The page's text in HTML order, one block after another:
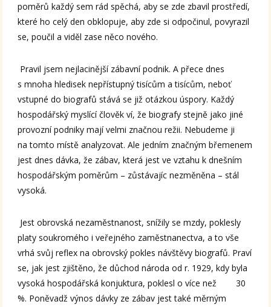
poměrů každý sem rád spěchá, aby se zde zbavil prostředí,
které ho celý den obklopuje, aby zde si odpočinul, povyrazil
se, poučil a viděl zase něco nového.
Pravil jsem nejlacinější zábavní podnik. A přece dnes
s mnoha hledisek nepřístupný tisícům a tisícům, neboť
vstupné do biografů stává se již otázkou úspory. Každý
hospodářský myslící člověk ví, že biografy stejně jako jiné
provozní podniky mají velmi značnou režii. Nebudeme ji
na tomto místě analyzovat. Ale jedním značným břemenem
jest dnes dávka, že zábav, která jest ve vztahu k dnešním
hospodářským poměrům – zůstávajíc nezměněna – stál
vysoká.
Jest obrovská nezaměstnanost, snížily se mzdy, poklesly
platy soukromého i veřejného zaměstnanectva, a to vše
vrhá svůj reflex na obrovský pokles návštěvy biografů. Praví
se, jak jest zjištěno, že důchod národa od r. 1929, kdy byla
vysoká hospodářská konjuktura, poklesl o více než 30
%. Poněvadž výnos dávky ze zábav jest také měrným